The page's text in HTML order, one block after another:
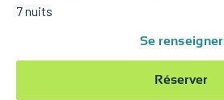
7 nuits
Se renseigner
Réserver